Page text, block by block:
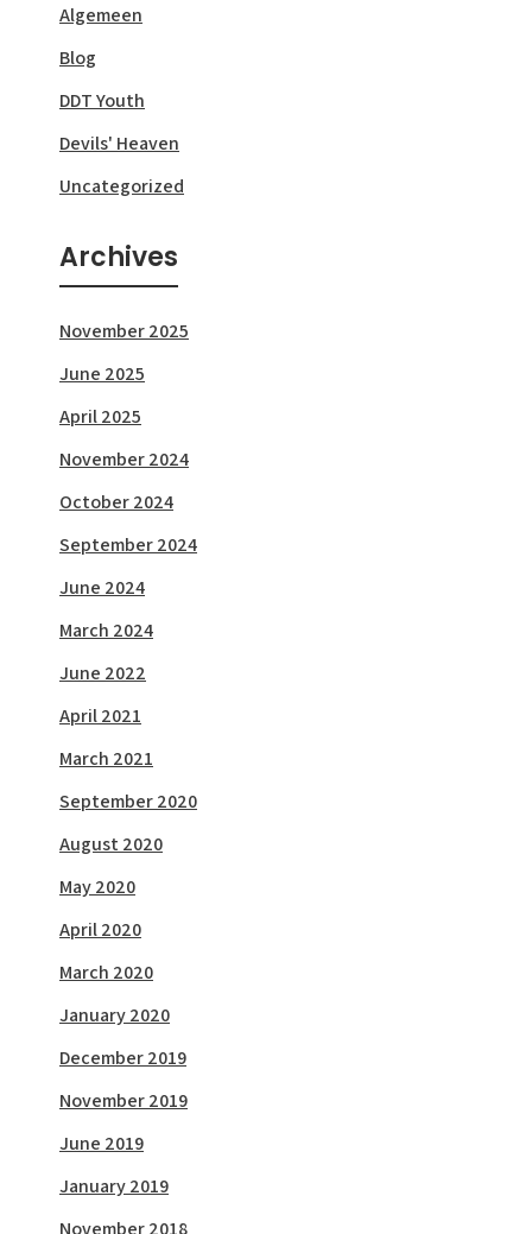
Algemeen
Blog
DDT Youth
Devils' Heaven
Uncategorized
Archives
November 2025
June 2025
April 2025
November 2024
October 2024
September 2024
June 2024
March 2024
June 2022
April 2021
March 2021
September 2020
August 2020
May 2020
April 2020
March 2020
January 2020
December 2019
November 2019
June 2019
January 2019
November 2018